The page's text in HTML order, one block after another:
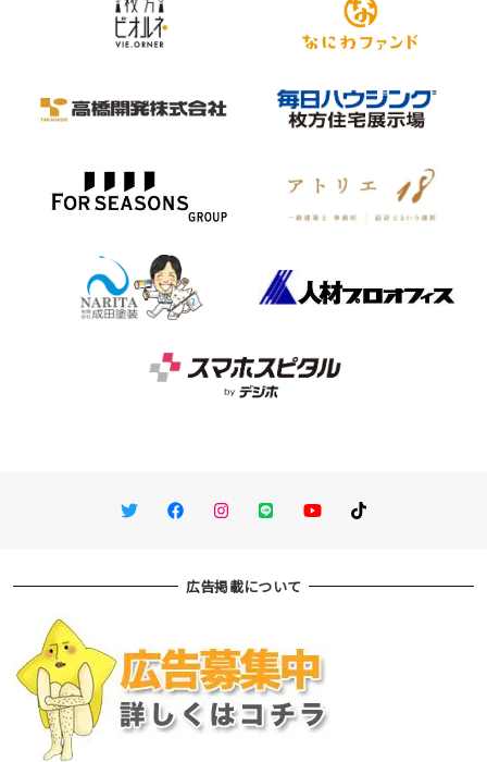
TwitterFacebookInstagram
LINE You TubeTikTok
広告掲載について